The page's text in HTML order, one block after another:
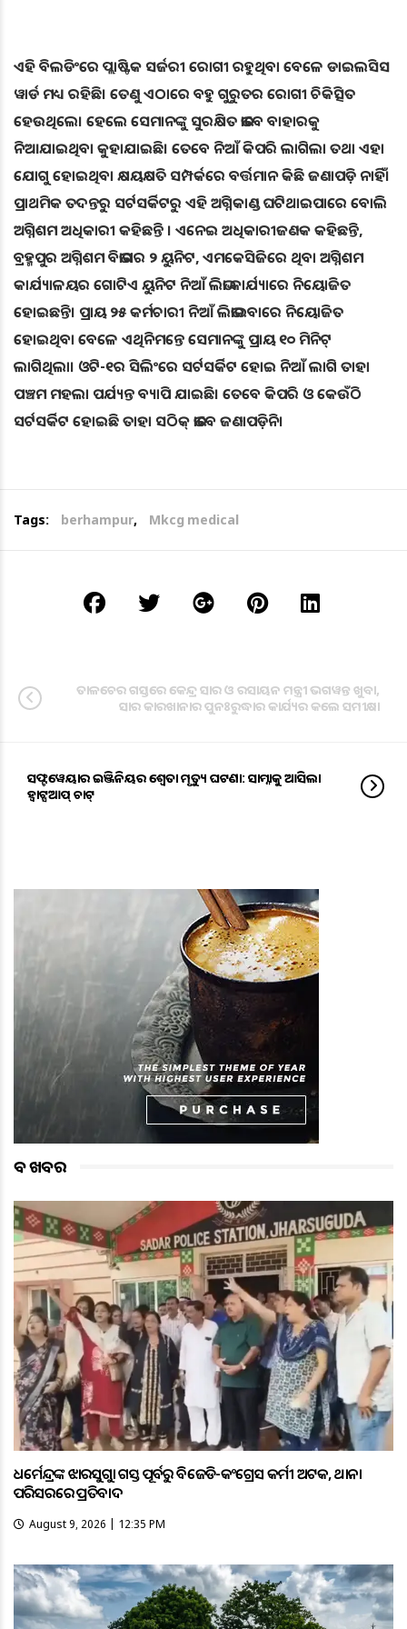
ଏହି ବିଲଡିଂରେ ପ୍ଲାଷ୍ଟିକ ସର୍ଜରୀ ରୋଗୀ ରହୁଥିବା ବେଳେ ଡାଇଲସିସ
ୱାର୍ଡ ମଧ୍ୟ ରହିଛି। ତେଣୁ ଏଠାରେ ବହୁ ଗୁରୁତର ରୋଗୀ ଚିକିତ୍ସିତ
ହେଉଥିଲେ। ହେଲେ ସେମାନଙ୍କୁ ସୁରକ୍ଷିତ ଭାବେ ବାହାରକୁ
ନିଆଯାଇଥିବା କୁହାଯାଇଛି। ତେବେ ନିଆଁ କିପରି ଲାଗିଲା ତଥା ଏହା
ଯୋଗୁ ହୋଇଥିବା କ୍ଷୟକ୍ଷତି ସମ୍ପର୍କରେ ବର୍ତ୍ତମାନ କିଛି ଜଣାପଡ଼ି ନାହିଁ।
ପ୍ରାଥମିକ ତଦନ୍ତରୁ ସର୍ଟସର୍କିଟରୁ ଏହି ଅଗ୍ନିକାଣ୍ଡ ଘଟିଥାଇପାରେ ବୋଲି
ଅଗ୍ନିଶମ ଅଧିକାରୀ କହିଛନ୍ତି । ଏନେଇ ଅଧିକାରୀଜଣକ କହିଛନ୍ତି,
ବ୍ରହ୍ମପୁର ଅଗ୍ନିଶମ ବିଭାଗର ୨ ୟୁନିଟ, ଏମକେସିଜିରେ ଥିବା ଅଗ୍ନିଶମ
କାର୍ଯ୍ୟାଳୟର ଗୋଟିଏ ୟୁନିଟ ନିଆଁ ଲିଭା କାର୍ଯ୍ୟାରେ ନିୟୋଜିତ
ହୋଇଛନ୍ତି। ପ୍ରାୟ ୨୫ କର୍ମଚାରୀ ନିଆଁ ଲିଭାଇବାରେ ନିୟୋଜିତ
ହୋଇଥିବା ବେଳେ ଏଥିନିମନ୍ତେ ସେମାନଙ୍କୁ ପ୍ରାୟ ୧୦ ମିନିଟ୍‌
ଲାଗିଥିଲା। ଓଟି-୧ର ସିଲିଂରେ ସର୍ଟସର୍କିଟ ହୋଇ ନିଆଁ ଲାଗି ତାହା
ପଞ୍ଚମ ମହଲା ପର୍ଯ୍ୟନ୍ତ ବ୍ୟାପି ଯାଇଛି। ତେବେ କିପରି ଓ କେଉଁଠି
ସର୍ଟସର୍କିଟ ହୋଇଛି ତାହା ସଠିକ୍‌ ଭାବେ ଜଣାପଡ଼ିନି।
Tags: berhampur, Mkcg medical
ତାଳଚେର ଗସ୍ତରେ କେନ୍ଦ୍ର ସାର ଓ ରସାୟନ ମନ୍ତ୍ରୀ ଭଗୱନ୍ତ ଖୁବା,
ସାର କାରଖାନାର ପୁନଃରୁଦ୍ଧାର କାର୍ଯ୍ୟର କଲେ ସମୀକ୍ଷା
ସଫ୍ଟୱେୟାର ଇଞ୍ଜିନିୟର ଶ୍ୱେତା ମୃତ୍ୟୁ ଘଟଣା: ସାମ୍ନାକୁ ଆସିଲା
ହ୍ୱାଟ୍ସଆପ୍ ଚାଟ୍
ବଡ ଖବର
ଧର୍ମେନ୍ଦ୍ରଙ୍କ ଝାରସୁଗୁଡ଼ା ଗସ୍ତ ପୂର୍ବରୁ ବିଜେଡି-କଂଗ୍ରେସ କର୍ମୀ ଅଟକ, ଥାନା
ପରିସରରେ ପ୍ରତିବାଦ
August 9, 2026 | 12:35 PM